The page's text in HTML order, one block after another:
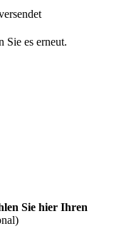
Sie es erneut.
Sie hier Ihren